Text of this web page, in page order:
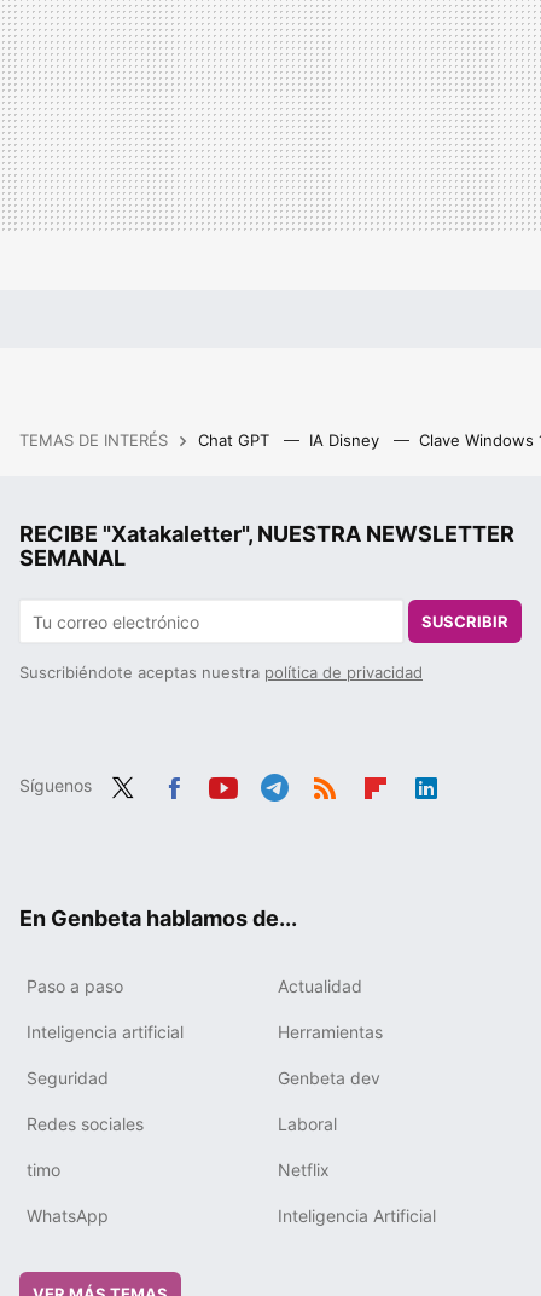
TEMAS DE INTERÉS Chat GPT IA Disney Clave Windows
RECIBE "Xatakaletter", NUESTRA NEWSLETTER
SEMANAL
SUSCRIBIR
Suscribiéndote aceptas nuestra política de privacidad
Síguenos
En Genbeta hablamos de...
Paso a paso Actualidad
Inteligencia artificial Herramientas
Seguridad Genbeta dev
Redes sociales Laboral
timo Netflix
WhatsApp Inteligencia Artificial